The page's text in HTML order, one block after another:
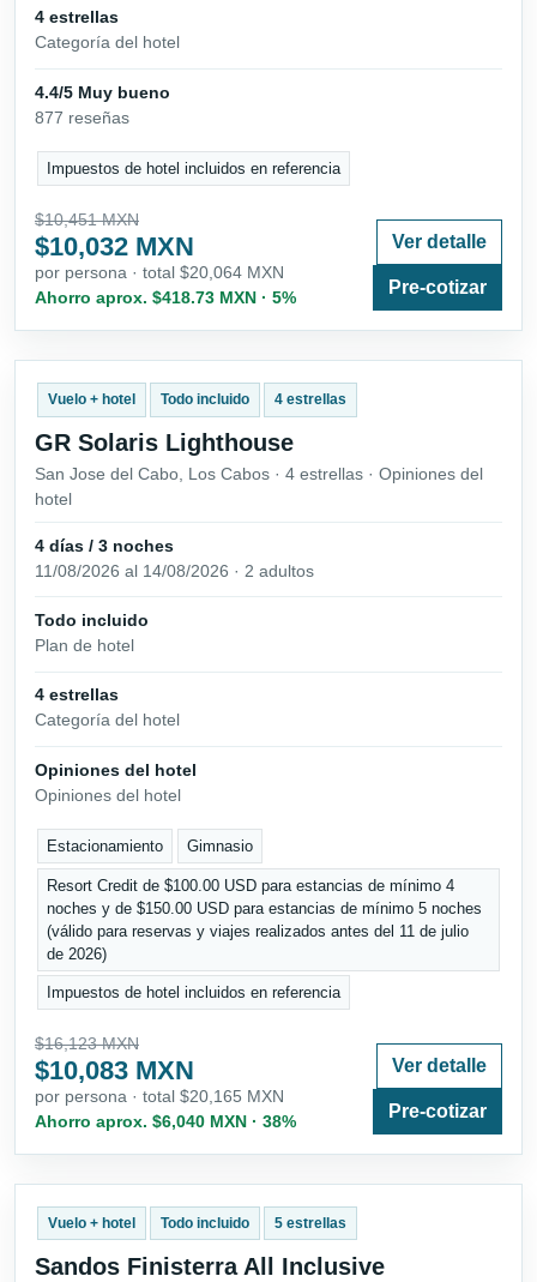
4 estrellas
Categoría del hotel
4.4/5 Muy bueno
877 reseñas
Impuestos de hotel incluidos en referencia
$10,451 MXN
$10,032 MXN
por persona · total $20,064 MXN
Ahorro aprox. $418.73 MXN · 5%
Ver detalle
Pre-cotizar
Vuelo + hotel Todo incluido 4 estrellas
GR Solaris Lighthouse
San Jose del Cabo, Los Cabos · 4 estrellas · Opiniones del
hotel
4 días / 3 noches
11/08/2026 al 14/08/2026 · 2 adultos
Todo incluido
Plan de hotel
4 estrellas
Categoría del hotel
Opiniones del hotel
Opiniones del hotel
Estacionamiento Gimnasio
Resort Credit de $100.00 USD para estancias de mínimo 4
noches y de $150.00 USD para estancias de mínimo 5 noches
(válido para reservas y viajes realizados antes del 11 de julio
de 2026)
Impuestos de hotel incluidos en referencia
$16,123 MXN
$10,083 MXN
por persona · total $20,165 MXN
Ahorro aprox. $6,040 MXN · 38%
Ver detalle
Pre-cotizar
Vuelo + hotel Todo incluido 5 estrellas
Sandos Finisterra All Inclusive